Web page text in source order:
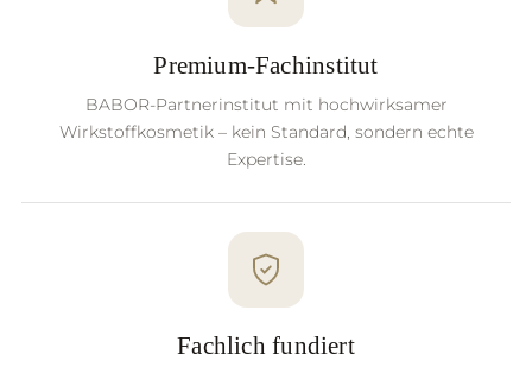
Premium-Fachinstitut
BABOR-Partnerinstitut mit hochwirksamer
Wirkstoffkosmetik – kein Standard, sondern echte
Expertise.
Fachlich fundiert